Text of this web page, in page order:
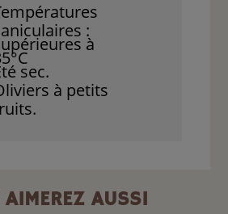
:
à
sec.
à petits
AUSSI